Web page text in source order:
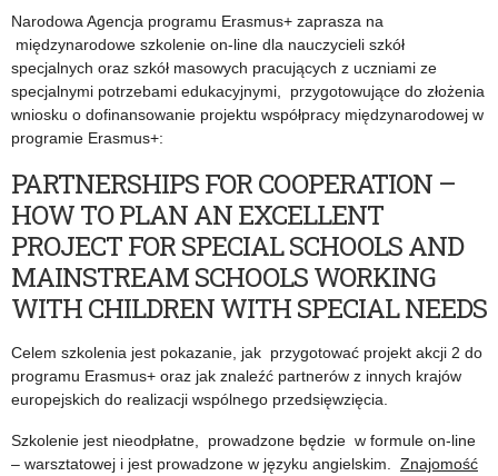
Narodowa Agencja programu Erasmus+ zaprasza na
międzynarodowe szkolenie on-line dla nauczycieli szkół
specjalnych oraz szkół masowych pracujących z uczniami ze
specjalnymi potrzebami edukacyjnymi, przygotowujące do złożenia
wniosku o dofinansowanie projektu współpracy międzynarodowej w
programie Erasmus+:
PARTNERSHIPS FOR COOPERATION –
HOW TO PLAN AN EXCELLENT
PROJECT FOR SPECIAL SCHOOLS AND
MAINSTREAM SCHOOLS WORKING
WITH CHILDREN WITH SPECIAL NEEDS
Celem szkolenia jest pokazanie, jak przygotować projekt akcji 2 do
programu Erasmus+ oraz jak znaleźć partnerów z innych krajów
europejskich do realizacji wspólnego przedsięwzięcia.
Szkolenie jest nieodpłatne, prowadzone będzie w formule on-line
– warsztatowej i jest prowadzone w języku angielskim. Znajomość
kolejnych
specjalistycznych
centrów.